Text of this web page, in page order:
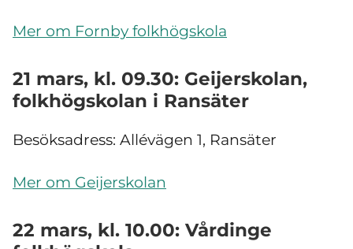
Mer om Fornby folkhögskola
21 mars, kl. 09.30: Geijerskolan,
folkhögskolan i Ransäter
Besöksadress: Allévägen 1, Ransäter
Mer om Geijerskolan
22 mars, kl. 10.00: Vårdinge